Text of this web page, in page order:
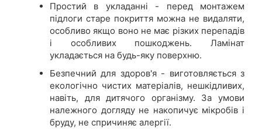
Простий в укладанні - перед монтажем
підлоги старе покриття можна не видаляти,
особливо якщо воно не має різких перепадів
і особливих пошкоджень. Ламінат
укладається на будь-яку поверхню.
Безпечний для здоров'я - виготовляється з
екологічно чистих матеріалів, нешкідливих,
навіть, для дитячого організму. За умови
належного догляду не накопичує мікробів і
бруду, не спричиняє алергії.